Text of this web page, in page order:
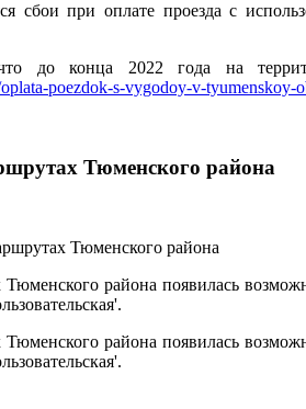
сбои при оплате проезда с
до конца 2022 года на
poezdok-s-vygodoy-v-tyumenskoy-
Тюменского района
района появилась
района появилась